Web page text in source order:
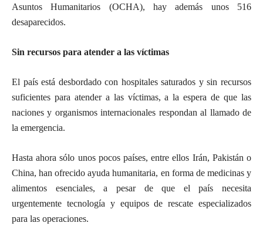
Asuntos Humanitarios (OCHA), hay además unos 516
desaparecidos.
Sin recursos para atender a las víctimas
El país está desbordado con hospitales saturados y sin recursos
suficientes para atender a las víctimas, a la espera de que las
naciones y organismos internacionales respondan al llamado de
la emergencia.
Hasta ahora sólo unos pocos países, entre ellos Irán, Pakistán o
China, han ofrecido ayuda humanitaria, en forma de medicinas y
alimentos esenciales, a pesar de que el país necesita
urgentemente tecnología y equipos de rescate especializados
para las operaciones.